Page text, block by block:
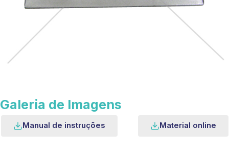
Galeria de Imagens
Manual de instruções Material online